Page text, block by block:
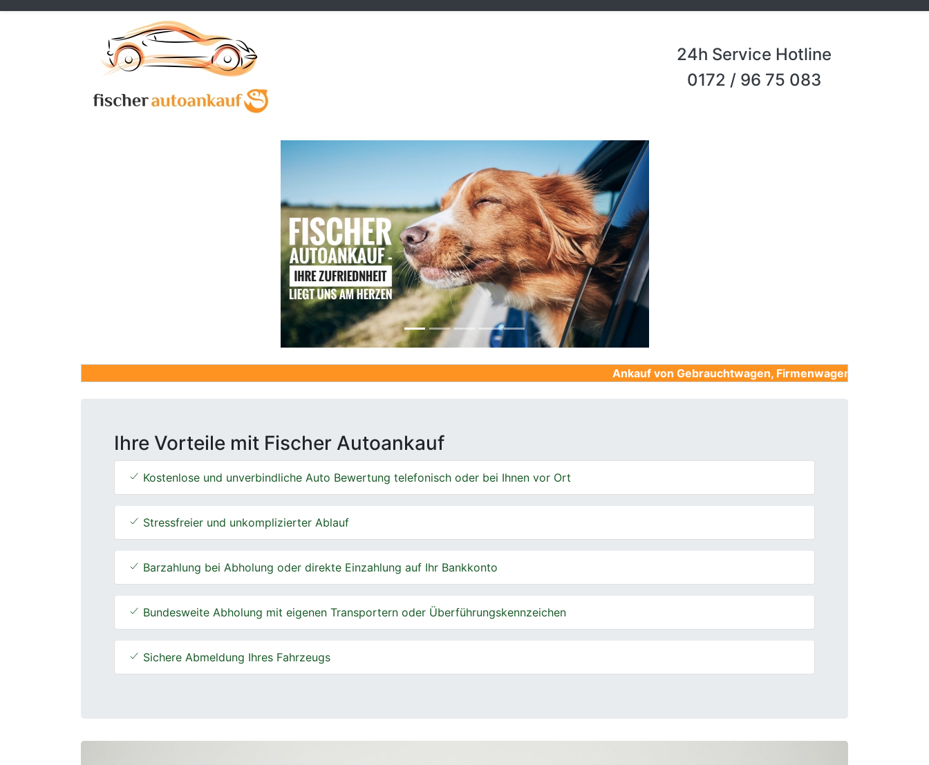
24h Service Hotline
0172 / 96 75 083
Ankauf von Gebrauchtwagen, Firmenwagen, Unfallwagen,
Ihre Vorteile mit Fischer Autoankauf
Kostenlose und unverbindliche Auto Bewertung telefonisch oder bei Ihnen vor Ort
Stressfreier und unkomplizierter Ablauf
Barzahlung bei Abholung oder direkte Einzahlung auf Ihr Bankkonto
Bundesweite Abholung mit eigenen Transportern oder Überführungskennzeichen
Sichere Abmeldung Ihres Fahrzeugs